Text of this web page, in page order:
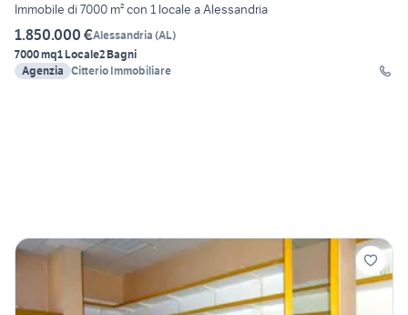
Immobile di 7000 m² con 1 locale a Alessandria
1.850.000 €Alessandria (AL)
7000 mq1 Locale2 Bagni
Agenzia Citterio Immobiliare